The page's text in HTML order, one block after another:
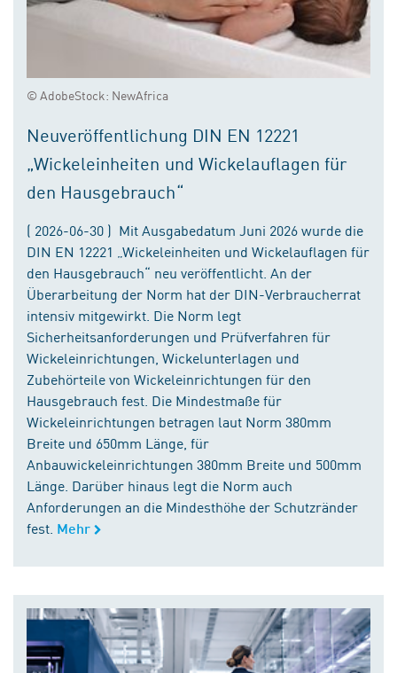
© AdobeStock: NewAfrica
Neuveröffentlichung DIN EN 12221
„Wickeleinheiten und Wickelauflagen für
den Hausgebrauch“
( 2026-06-30 ) Mit Ausgabedatum Juni 2026 wurde die
DIN EN 12221 „Wickeleinheiten und Wickelauflagen für
den Hausgebrauch“ neu veröffentlicht. An der
Überarbeitung der Norm hat der DIN-Verbraucherrat
intensiv mitgewirkt. Die Norm legt
Sicherheitsanforderungen und Prüfverfahren für
Wickeleinrichtungen, Wickelunterlagen und
Zubehörteile von Wickeleinrichtungen für den
Hausgebrauch fest. Die Mindestmaße für
Wickeleinrichtungen betragen laut Norm 380mm
Breite und 650mm Länge, für
Anbauwickeleinrichtungen 380mm Breite und 500mm
Länge. Darüber hinaus legt die Norm auch
Anforderungen an die Mindesthöhe der Schutzränder
fest. Mehr